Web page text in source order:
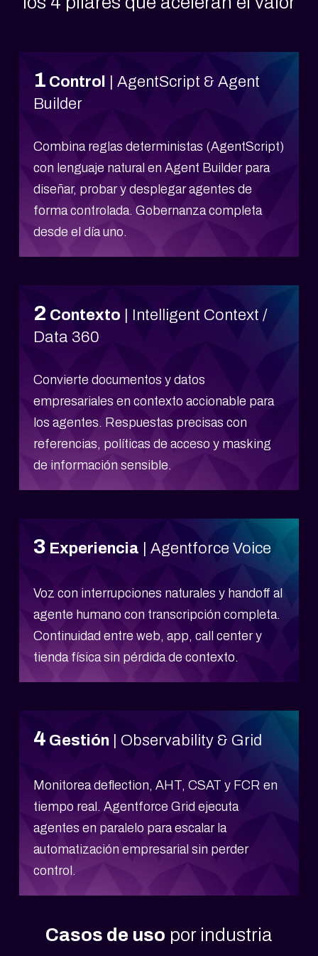
1 Control
| AgentScript & Agent
Builder
Combina reglas deterministas (AgentScript)
con lenguaje natural en Agent Builder para
diseñar, probar y desplegar agentes de
forma controlada. Gobernanza completa
desde el día uno.
2 Contexto | Intelligent Context /
Data 360
Convierte documentos y datos
empresariales en contexto accionable para
los agentes. Respuestas precisas con
referencias, políticas de acceso y masking
de información sensible.
3 Experiencia | Agentforce Voice
Voz con interrupciones naturales y handoff al
agente humano con transcripción completa.
Continuidad entre web, app, call center y
tienda física sin pérdida de contexto.
4 Gestión| Observability & Grid
Monitorea deflection, AHT, CSAT y FCR en
tiempo real. Agentforce Grid ejecuta
agentes en paralelo para escalar la
automatización empresarial sin perder
control.
Casos de uso por industria